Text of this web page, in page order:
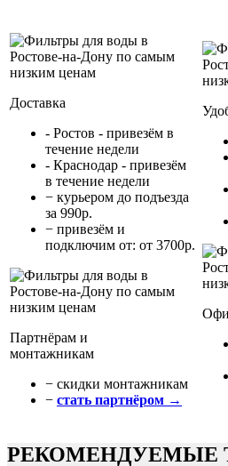
Доставка
- Ростов - привезём в
течение недели
- Краснодар - привезём
в течение недели
− курьером до подъезда
за 990р.
− привезём и
подключим от: от 3700р.
Партнёрам и
монтажникам
− cкидки монтажникам
− стать партнёром →
РЕКОМЕНДУЕМЫЕ